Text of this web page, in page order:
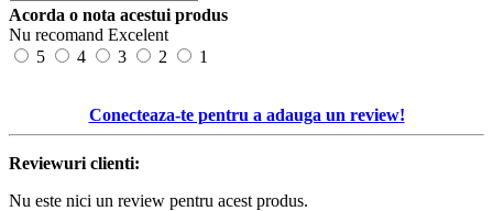
Acorda o nota acestui produs
Nu recomand Excelent
5
4 3 2 1
Conecteaza-te pentru a adauga un review!
Reviewuri clienti:
Nu este nici un review pentru acest produs.